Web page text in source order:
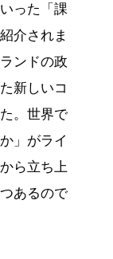
った「課
介されま
ンドの政
新しいコ
。世界で
」がライ
ら立ち上
あるので